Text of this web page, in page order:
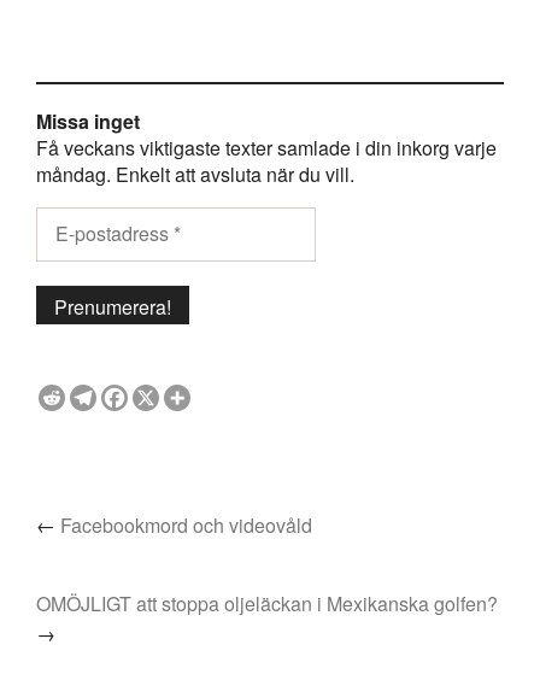
Missa inget
Få veckans viktigaste texter samlade i din inkorg varje
måndag. Enkelt att avsluta när du vill.
← Facebookmord och videovåld
OMÖJLIGT att stoppa oljeläckan i Mexikanska golfen?
→